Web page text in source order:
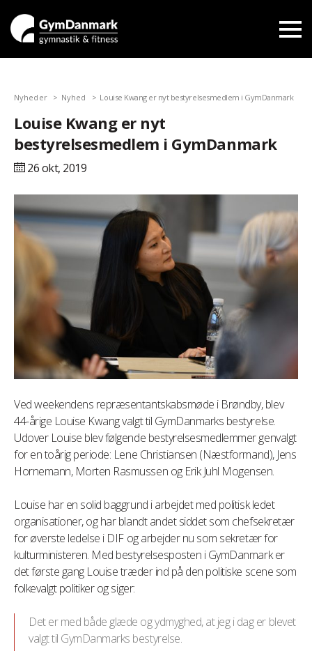
Nyheder Nyhed Louise Kwang er nyt bestyrelsesmedlem i GymDanmark
Louise Kwang er nyt
bestyrelsesmedlem i GymDanmark
26 okt, 2019
Ved weekendens repræsentantskabsmøde i Brøndby, blev
44-årige Louise Kwang valgt til GymDanmarks bestyrelse.
Udover Louise blev følgende bestyrelsesmedlemmer genvalgt
for en toårig periode: Lene Christiansen (Næstformand), Jens
Hornemann, Morten Rasmussen og Erik Juhl Mogensen.
Louise har en solid baggrund i arbejdet med politisk ledet
organisationer, og har blandt andet siddet som chefsekretær
for øverste ledelse i DIF og arbejder nu som sekretær for
kulturministeren. Med bestyrelsesposten i GymDanmark er
det første gang Louise træder ind på den politiske scene som
folkevalgt politiker og siger:
Det er med både glæde og ydmyghed, at jeg i dag er blevet
valgt til GymDanmarks bestyrelse.